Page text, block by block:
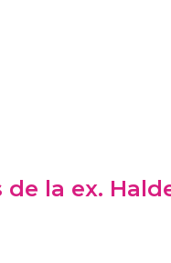
la ex.